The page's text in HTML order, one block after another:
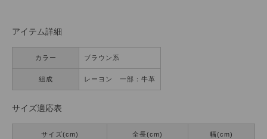
アイテム詳細
カラー ブラウン系
組成 レーヨン 一部：牛革
サイズ適応表
サイズ(cm) 全長(cm) 幅(cm)